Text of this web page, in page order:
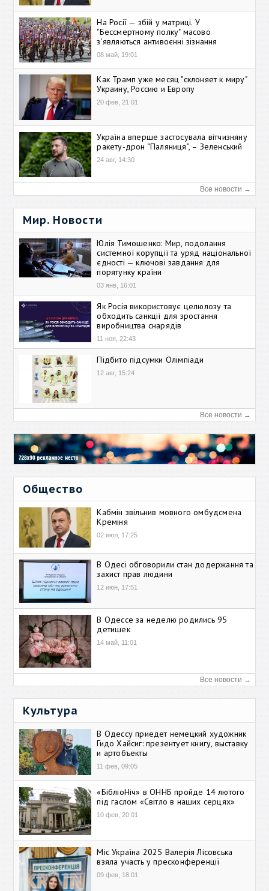
На Росії — збій у матриці. У
"Бессмертному полку" масово
зʼявляються антивоєнні зізнання
08 май, 19:01
Как Трамп уже месяц "склоняет к миру"
Украину, Россию и Европу
20 фев, 21:01
Україна вперше застосувала вітчизняну
ракету-дрон “Паляниця”, – Зеленський
24 авг, 14:30
Все новости →
Мир. Новости
Юлія Тимошенко: Мир, подолання
системної корупції та уряд національної
єдності — ключові завдання для
порятунку країни
03 янв, 16:01
Як Росія використовує целюлозу та
обходить санкції для зростання
виробництва снарядів
11 ноя, 22:43
Підбито підсумки Олімпіади
12 авг, 15:24
Все новости →
Общество
Кабмін звільнив мовного омбудсмена
Креміня
02 июл, 17:25
В Одесі обговорили стан додержання та
захист прав людини
12 июн, 17:51
В Одессе за неделю родились 95
детишек
14 май, 11:01
Все новости →
Культура
В Одессу приедет немецкий художник
Гидо Хайсиг: презентует книгу, выставку
и артобъекты
11 фев, 09:05
«БібліоНіч» в ОННБ пройде 14 лютого
під гаслом «Світло в наших серцях»
10 фев, 20:01
Міс Україна 2025 Валерія Лісовська
взяла участь у пресконференції
09 фев, 18:01